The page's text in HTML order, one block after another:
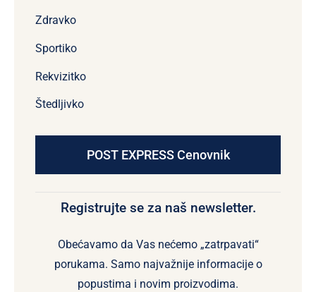
Zdravko
Sportiko
Rekvizitko
Štedljivko
POST EXPRESS Cenovnik
Registrujte se za naš newsletter.
Obećavamo da Vas nećemo „zatrpavati“
porukama. Samo najvažnije informacije o
popustima i novim proizvodima.